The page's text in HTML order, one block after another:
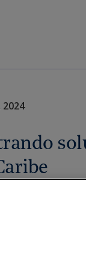
2024
4